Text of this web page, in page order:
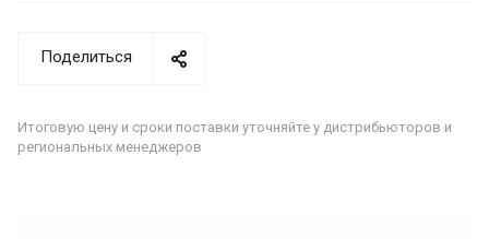
Поделиться
Итоговую цену и сроки поставки уточняйте у дистрибьюторов и
региональных менеджеров